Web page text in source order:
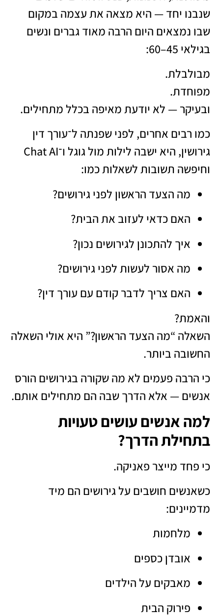
שנבנו יחד — היא מצאה את עצמה במקום
שבו נמצאים היום הרבה מאוד גברים ונשים
בגילאי 45–60:
מבולבלת.
מפוחדת.
ובעיקר — לא יודעת מאיפה בכלל מתחילים.
כמו רבים אחרים, לפני שפנתה ל־עורך דין
גירושין, היא ישבה לילות מול גוגל ו־Chat AI
וחיפשה תשובות לשאלות כמו:
מה הצעד הראשון לפני גירושים?
האם כדאי לעזוב את הבית?
איך להתכונן לגירושים נכון?
מה אסור לעשות לפני גירושים?
האם צריך לדבר קודם עם עורך דין?
והאמת?
השאלה “מה הצעד הראשון?” היא אולי השאלה
החשובה ביותר.
כי הרבה פעמים לא מה שקורה בגירושים הורס
אנשים — אלא הדרך שבה הם מתחילים אותם.
למה אנשים עושים טעויות
בתחילת הדרך?
כי פחד מייצר פאניקה.
כשאנשים חושבים על גירושים הם מיד
מדמיינים:
מלחמות
אובדן כספים
מאבקים על הילדים
פירוק הבית